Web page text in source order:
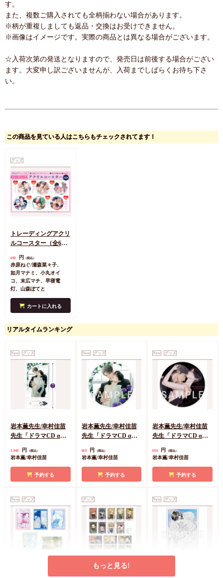
す。
また、複数ご購入されても全柄揃わない場合があります。
※柄が重複しましても返品・交換はお受けできません。
※画像はイメージです。実際の商品とは異なる場合がございます。
☆入荷次第の発送となりますので、発売日は前後する場合がござい
ます。大変申し訳ございませんが、入荷までしばらくお待ち下さ
い。
この商品を見ている人はこちらもチェックされてます！
グッズ
トレーディングアクリ
ルコースター（全6
ス 周年記念フェア記
念グッズ】
660 円 （税込）
赤原ねぐ/瀬森菜々子、
如月マナミ、小丸オイ
コ、末広マチ、早寝電
灯、山森ぽてと
カートに入れる
リアルタイムランキング
New グッズ
岩本薫先生/幸村佳苗
先生「ドラマCD αの
BIGアクリルスタンド
3,960 円 （税込）
岩本薫/幸村佳苗
予約する
New グッズ
岩本薫先生/幸村佳苗
先生「ドラマCD αの
クリルコースター
660 円 （税込）
岩本薫/幸村佳苗
予約する
New グッズ
岩本薫先生/幸村佳苗
先生「ドラマCD αの
クリルコースター
660 円 （税込）
岩本薫/幸村佳苗
予約する
New グッズ グッズ New グッズ
もっと見る!